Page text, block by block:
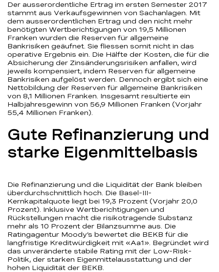
Der ausserordentliche Ertrag im ersten Semester 2017
stammt aus Verkaufsgewinnen von Sachanlagen. Mit
dem ausserordentlichen Ertrag und den nicht mehr
benötigten Wertberichtigungen von 19,5 Millionen
Franken wurden die Reserven für allgemeine
Bankrisiken geäufnet. Sie fliessen somit nicht in das
operative Ergebnis ein. Die Hälfte der Kosten, die für die
Absicherung der Zinsänderungsrisiken anfallen, wird
jeweils kompensiert, indem Reserven für allgemeine
Bankrisiken aufgelöst werden. Dennoch ergibt sich eine
Nettobildung der Reserven für allgemeine Bankrisiken
von 8,1 Millionen Franken. Insgesamt resultierte ein
Halbjahresgewinn von 56,9 Millionen Franken (Vorjahr
55,4 Millionen Franken).
Gute Refinanzierung und
starke Eigenmittelbasis
Die Refinanzierung und die Liquidität der Bank bleiben
überdurchschnittlich hoch. Die Basel-III-
Kernkapitalquote liegt bei 19,3 Prozent (Vorjahr 20,0
Prozent). Inklusive Wertberichtigungen und
Rückstellungen macht die risikotragende Substanz
mehr als 10 Prozent der Bilanzsumme aus. Die
Ratingagentur Moody’s bewertet die BEKB für die
langfristige Kreditwürdigkeit mit «Aa1». Begründet wird
das unveränderte stabile Rating mit der Low-Risk-
Politik, der starken Eigenmittelausstattung und der
hohen Liquidität der BEKB.